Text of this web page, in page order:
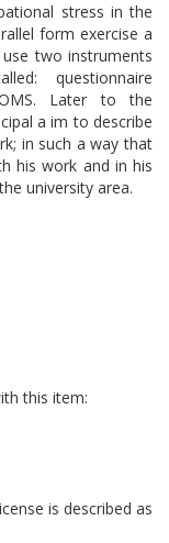
stress in the
form exercise a
two instruments
questionnaire
Later to the
a im to describe
in such a way that
his work and in his
university area.
this item:
is described as